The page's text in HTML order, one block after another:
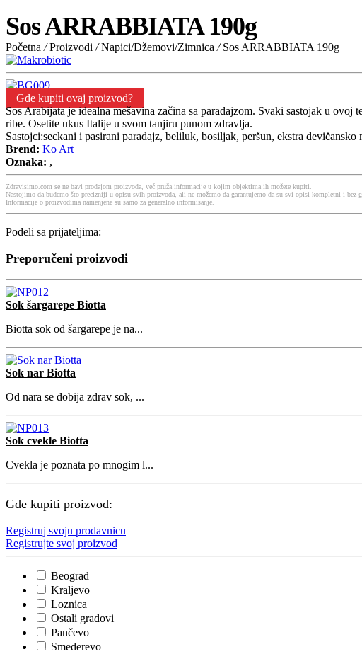
Sos ARRABBIATA 190g
Početna / Proizvodi / Napici/Džemovi/Zimnica /Sos ARRABBIATA 190g
Gde kupiti ovaj proizvod?
Sos Arabijata je idealna mešavina začina sa paradajzom. Svaki sastojak u
ribe. Osetite ukus Italije u svom tanjiru punom zdravlja.
Sastojci:seckani i pasirani paradajz, beliluk, bosiljak, peršun, ekstra devičansko
Brend: Ko Art
Oznaka: ,
Zdravisimo.com se ne bavi prodajom proizvoda, već pruža informacije u kojim objektima ih možete kupiti.
Nastojimo da budemo što precizniji u opisu svih proizvoda, ali ne možemo da garantujemo da su svi opisi kompletni i bez
Informacije o proizvodima namenjene su samo za generalno informisanje.
Podeli sa prijateljima:
Preporučeni proizvodi
Sok šargarepe Biotta
Biotta sok od šargarepe je na...
Sok nar Biotta
Od nara se dobija zdrav sok, ...
Sok cvekle Biotta
Cvekla je poznata po mnogim l...
Gde kupiti proizvod:
Registruj svoju prodavnicu
Registrujte svoj proizvod
Beograd
Kraljevo
Loznica
Ostali gradovi
Pančevo
Smederevo